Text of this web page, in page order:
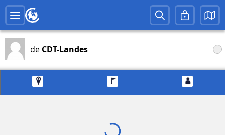
de CDT-Landes